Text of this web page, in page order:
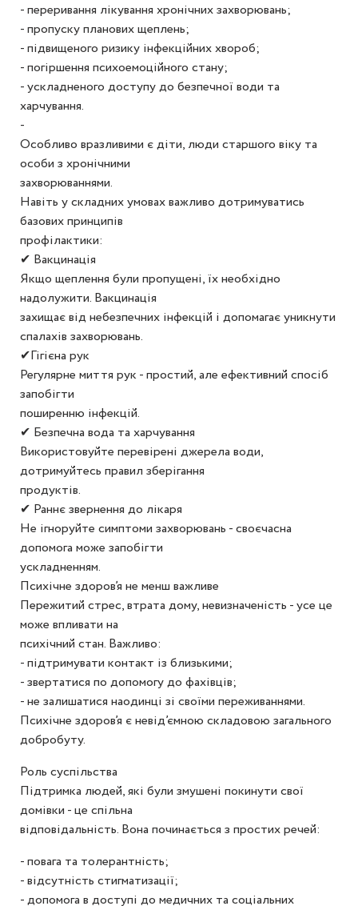
- переривання лікування хронічних захворювань;
- пропуску планових щеплень;
- підвищеного ризику інфекційних хвороб;
- погіршення психоемоційного стану;
- ускладненого доступу до безпечної води та
харчування.
-
Особливо вразливими є діти, люди старшого віку та
особи з хронічними
захворюваннями.
Навіть у складних умовах важливо дотримуватись
базових принципів
профілактики:
✔ Вакцинація
Якщо щеплення були пропущені, їх необхідно
надолужити. Вакцинація
захищає від небезпечних інфекцій і допомагає уникнути
спалахів захворювань.
✔Гігієна рук
Регулярне миття рук - простий, але ефективний спосіб
запобігти
поширенню інфекцій.
✔ Безпечна вода та харчування
Використовуйте перевірені джерела води,
дотримуйтесь правил зберігання
продуктів.
✔ Раннє звернення до лікаря
Не ігноруйте симптоми захворювань - своєчасна
допомога може запобігти
ускладненням.
Психічне здоров’я не менш важливе
Пережитий стрес, втрата дому, невизначеність - усе це
може впливати на
психічний стан. Важливо:
- підтримувати контакт із близькими;
- звертатися по допомогу до фахівців;
- не залишатися наодинці зі своїми переживаннями.
Психічне здоров’я є невід’ємною складовою загального
добробуту.
Роль суспільства
Підтримка людей, які були змушені покинути свої
домівки - це спільна
відповідальність. Вона починається з простих речей:
- повага та толерантність;
- відсутність стигматизації;
- допомога в доступі до медичних та соціальних